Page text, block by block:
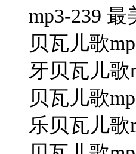
mp3-239 最
贝瓦儿歌
牙贝瓦儿歌
贝瓦儿歌
乐贝瓦儿歌